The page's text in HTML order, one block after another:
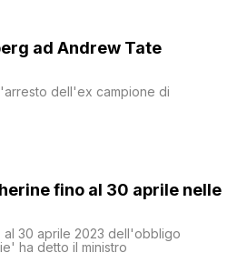
ad Andrew Tate
dell'ex campione di
fino al 30 aprile nelle
30 aprile 2023 dell'obbligo
ha detto il ministro